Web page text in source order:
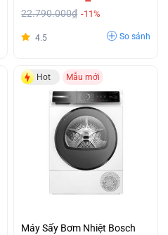
22.790.000₫ -11%
4.5 So sánh
Hot Mẫu mới
Máy Sấy Bơm Nhiệt Bosch